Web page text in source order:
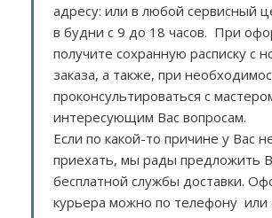
адресу: или в любой сервисный
в будни с 9 до 18 часов. При
получите сохранную расписку с
заказа, а также, при
проконсультироваться с
интересующим Вас вопросам.
Если по какой-то причине у Вас
приехать, мы рады предложить
бесплатной службы доставки.
курьера можно по телефону или